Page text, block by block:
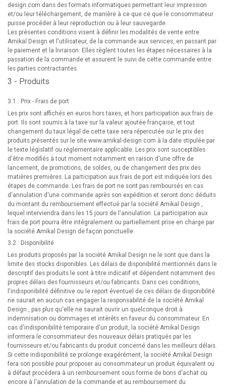
design.com dans des formats informatiques permettant leur impression
et/ou leur téléchargement, de manière à ce que ce que le consommateur
puisse procéder à leur reproduction ou à leur sauvegarde.
Les présentes conditions visent à définir les modalités de vente entre
Amikal Design et l'utilisateur, de la commande aux services, en passant par
le paiement et la livraison. Elles règlent toutes les étapes nécessaires à la
passation de la commande et assurent le suivi de cette commande entre
les parties contractantes.
3 - Produits
3.1 : Prix - Frais de port
Les prix sont affichés en euros hors taxes, et hors participation aux frais de
port. Ils sont soumis à la taxe sur la valeur ajoutée française, et tout
changement du taux légal de cette taxe sera répercutée sur le prix des
produits présentés sur le site www.amikal-design.com à la date stipulée par
le texte législatif ou réglementaire applicable. Les prix sont susceptibles
d'être modifiés à tout moment notamment en raison d'une offre de
lancement, de promotions, de soldes, ou de changement des prix des
matières premières. La participation aux frais de port est indiquée lors des
étapes de commande. Les frais de port ne sont pas remboursés en cas
d'annulation d'une commande après son expédition et seront donc déduits
du montant du remboursement effectué par la société Amikal Design ,
lequel interviendra dans les 15 jours de l'annulation. La participation aux
frais de port pourra être intégralement ou partiellement prise en charge par
la société Amikal Design de façon ponctuelle.
3.2 : Disponibilité
Les produits proposés par la société Amikal Design ne le sont que dans la
limite des stocks disponibles. Les délais de disponibilité mentionnés dans le
descriptif des produits le sont à titre indicatif et dépendent notamment des
propres délais des fournisseurs et/ou fabricants. Dans ces conditions,
l'indisponibilité définitive ou le report éventuel de ces délais de disponibilité
ne saurait en aucun cas engager la responsabilité de la société Amikal
Design , pas plus qu'elle ne saurait ouvrir un quelconque droit à
indemnisation ou dommages et intérêts en faveur du consommateur. En
cas d'indisponibilité temporaire d'un produit, la société Amikal Design
informera le consommateur des nouveaux délais pratiqués par les
fournisseurs et/ou fabricants du produit concerné dans les meilleurs délais.
Si cette indisponibilité se prolonge exagérément, la société Amikal Design
fera son possible pour proposer au consommateur un produit équivalent ou
à défaut procédera à un remboursement sous forme de bons d'achat ou
encore à l'annulation de la commande et au remboursement du